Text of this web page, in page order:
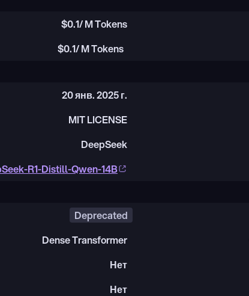
$0.1/ M Tokens
$0.1/ M Tokens
20 янв. 2025 г.
MIT LICENSE
DeepSeek
R1-Distill-Qwen-14B
Deprecated
Dense Transformer
Нет
Нет